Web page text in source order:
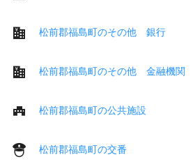
松前郡福島町のその他 銀行
松前郡福島町のその他 金融機関
松前郡福島町の公共施設
松前郡福島町の交番